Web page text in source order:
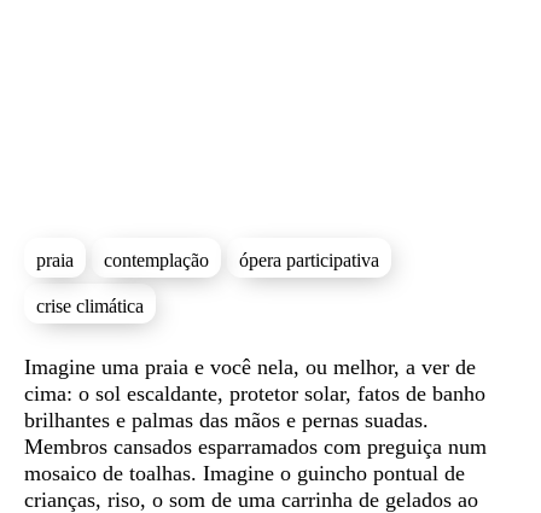
Sinopse
Imagine uma praia e você nela, ou melhor, a ver de
cima: o sol escaldante, protetor solar, fatos de banho
brilhantes e palmas das mãos e pernas suadas.
Membros cansados esparramados com preguiça num
mosaico de toalhas. Imagine o guincho pontual de
crianças, riso, o som de uma carrinha de gelados ao
praia contemplação ópera participativa
crise climática